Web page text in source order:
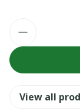
View all